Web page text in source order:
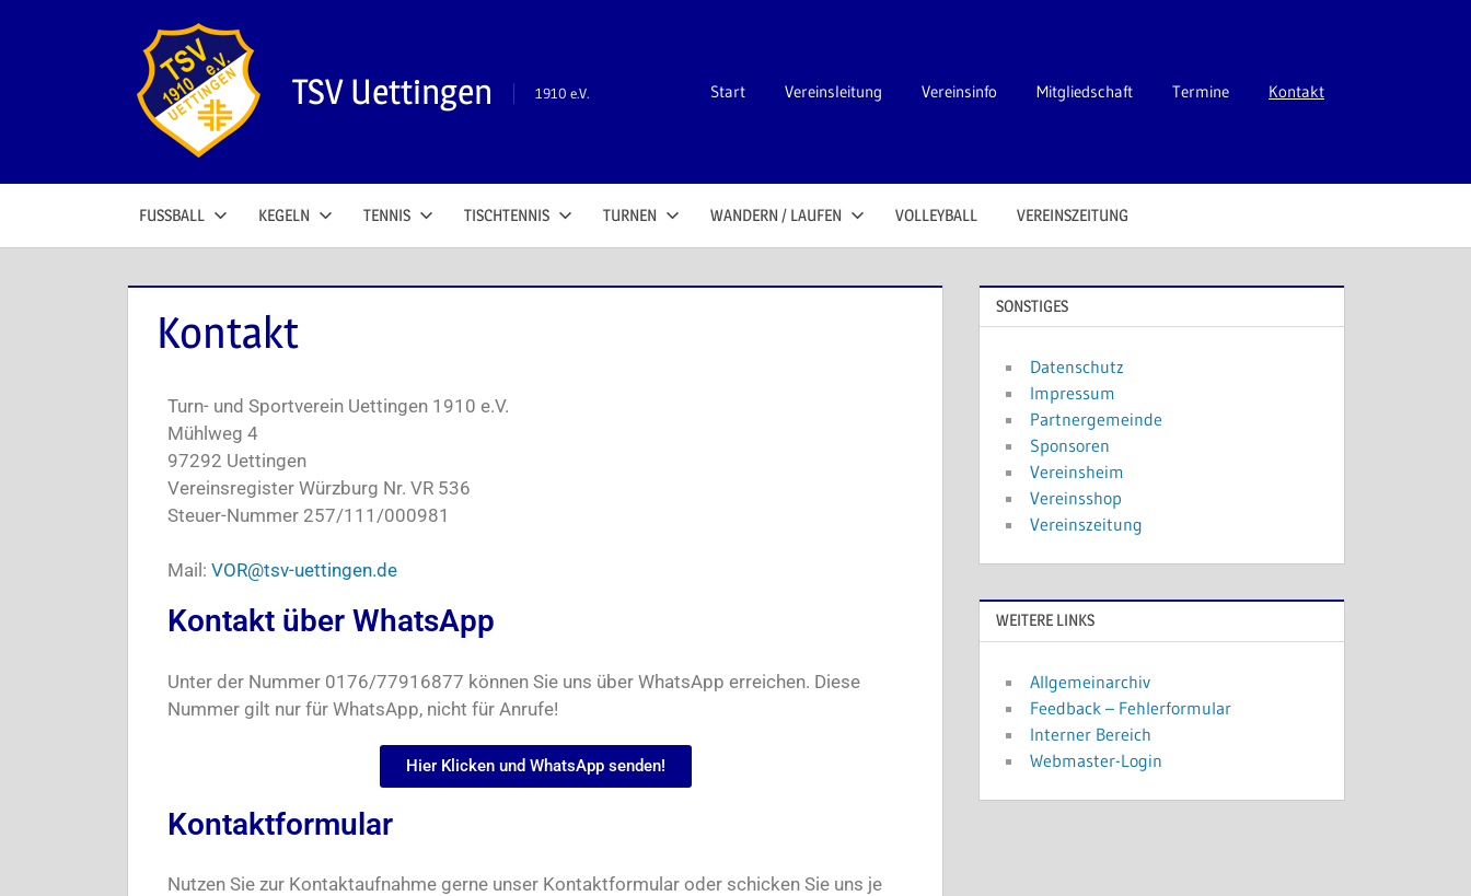
TSV Uettingen 1910 e.V. Start Vereinsleitung Vereinsinfo Mitgliedschaft Termine Kontakt
FUSSBALL KEGELN TENNIS TISCHTENNIS TURNEN WANDERN / LAUFEN VOLLEYBALL VEREINSZEITUNG
Kontakt
Turn- und Sportverein Uettingen 1910 e.V.
Mühlweg 4
97292 Uettingen
Vereinsregister Würzburg Nr. VR 536
Steuer-Nummer 257/111/000981
Mail: VOR@tsv-uettingen.de
Kontakt über WhatsApp
Unter der Nummer 0176/77916877 können Sie uns über WhatsApp erreichen. Diese
Nummer gilt nur für WhatsApp, nicht für Anrufe!
Hier Klicken und WhatsApp senden!
Kontaktformular
Nutzen Sie zur Kontaktaufnahme gerne unser Kontaktformular oder schicken Sie uns je
SONSTIGES
Datenschutz
Impressum
Partnergemeinde
Sponsoren
Vereinsheim
Vereinsshop
Vereinszeitung
WEITERE LINKS
Allgemeinarchiv
Feedback – Fehlerformular
Interner Bereich
Webmaster-Login